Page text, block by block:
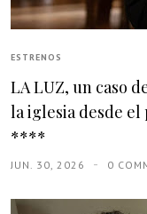
ESTRENOS
LA LUZ, un caso
la iglesia desde el
****
JUN. 30, 2026 0